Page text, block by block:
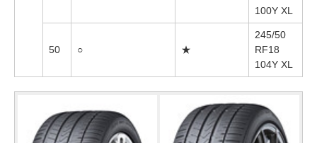
100Y XL
50 ○ ★
245/50
RF18
104Y XL